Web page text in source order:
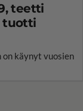
teetti
tuotti
käynyt vuosien